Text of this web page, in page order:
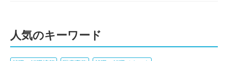
人気のキーワード